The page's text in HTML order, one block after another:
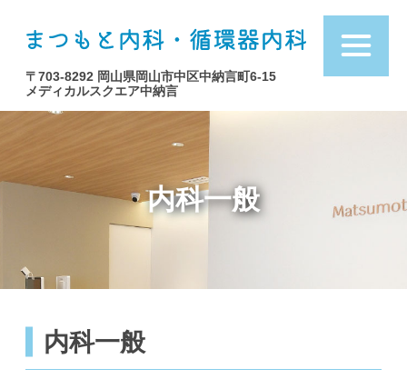
〒703-8292 岡山県岡山市中区中納言町6-15
メディカルスクエア中納言
内科一般
内科一般